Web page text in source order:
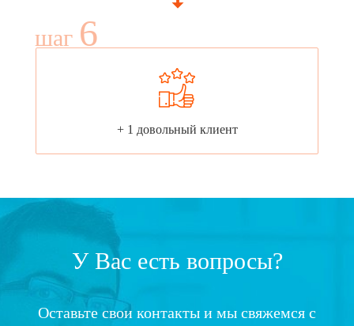
шаг 6
+ 1 довольный клиент
У Вас есть вопросы?
Оставьте свои контакты и мы свяжемся с